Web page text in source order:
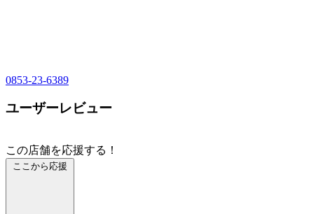
0853-23-6389
ユーザーレビュー
この店舗を応援する！
ここから応援